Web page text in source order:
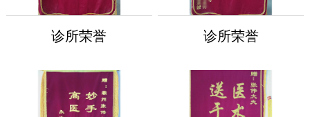
诊所荣誉 诊所荣誉